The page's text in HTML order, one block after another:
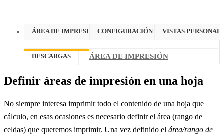
ÁREA DE IMPRESIÓNCONFIGURACIÓN VISTAS
DESCARGAS ÁREA DE IMPRESIÓN
Definir áreas de impresión en una hoja
No siempre interesa imprimir todo el contenido de una hoja que
cálculo, en esas ocasiones es necesario definir el área (rango de
celdas) que queremos imprimir. Una vez definido el área/rango de